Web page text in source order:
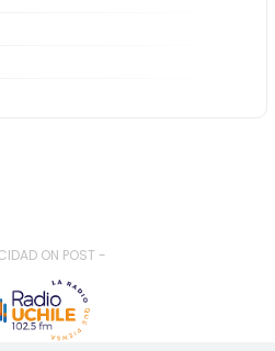
ON POST -